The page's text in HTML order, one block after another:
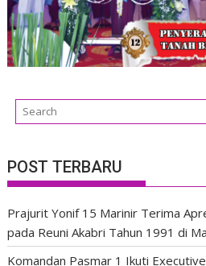
POST TERBARU
Prajurit Yonif 15 Marinir Terima
pada Reuni Akabri Tahun 1991 di
Komandan Pasmar 1 Ikuti